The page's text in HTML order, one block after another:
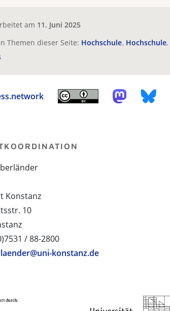
am 11. Juni 2025
Themen dieser Seite: Hochschule Hochschule
Konstanz
10
/ 88-2800
konstanz.de